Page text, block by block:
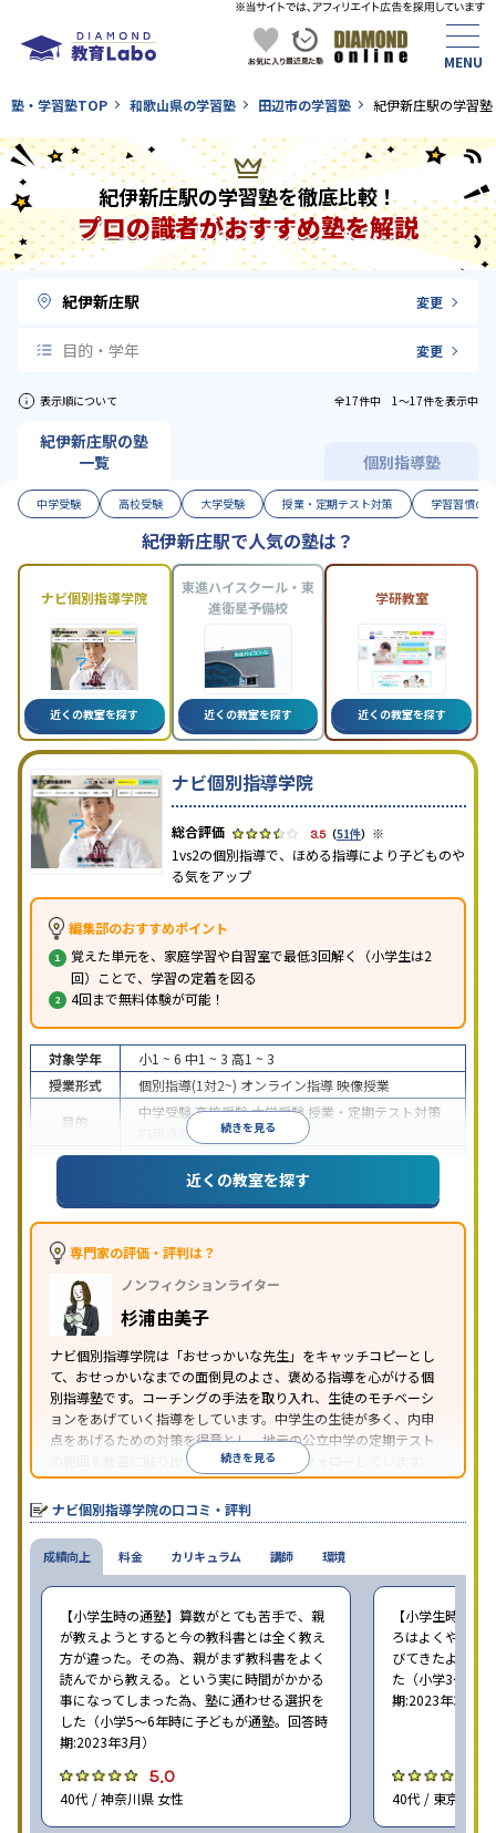
塾・学習塾TOP 和歌山県の学習塾 田辺市の学習塾 紀伊新庄駅の学習塾
紀伊新庄駅の学習塾を徹底比較！
プロの識者がおすすめ塾を解説
紀伊新庄駅 変更
目的・学年 変更
表示順について 全17件中 1〜17件を表示中
紀伊新庄駅の塾
一覧
個別指導塾
中学受験 高校受験 大学受験 授業・定期テスト対策 学習習慣の
紀伊新庄駅で人気の塾は？
ナビ個別指導学院
近くの教室を探す
東進ハイスクール・東
進衛星予備校
近くの教室を探す
学研教室
近くの教室を探す
ナビ個別指導学院
3.5（51件） ※
1vs2の個別指導で、ほめる指導により子どものや
る気をアップ
編集部のおすすめポイント
覚えた単元を、家庭学習や自習室で最低3回解く（小学生は2
回）ことで、学習の定着を図る
4回まで無料体験が可能！
続きを見る
対象学年 小1 ~ 6 中1 ~ 3 高1 ~ 3
授業形式
個別指導(1対2~) オンライン指導映像授業
目的
中学受験高校受験大学受験 授業・定期テスト対策
内申点対策
学習習慣の定着
成績保証制度あり授業の振替可能オンライン対応
1科目から受講可能季節講習のみの受講可
※2023年3月調査。小学校高学年の個別指導塾アンケート調査方法を参
近くの教室を探す
専門家の評価・評判は？
ノンフィクションライター
杉浦由美子
ナビ個別指導学院は「おせっかいな先生」をキャッチコピーとし
て、おせっかいなまでの面倒見のよさ、褒める指導を心がける個
別指導塾です。コーチングの手法を取り入れ、生徒のモチベーシ
ョンをあげていく指導をしています。中学生の生徒が多く、内申
点をあげるための対策を得意とし、地元の公立中学の定期テスト
の範囲を教室に貼り出すなど手厚く学習をフォローしています。
オリジナルテキストを使用しており、特に英語は各教科書に合わ
せたテキストを使った「先取り学習」で理解度を深められます。
続きを見る
ナビ個別指導学院の口コミ・評判
成績向上
【小学生時の通塾】算数がとても苦手で、親
が教えようとすると今の教科書とは全く教え
方が違った。その為、親がまず教科書をよく
読んでから教える。という実に時間がかかる
事になってしまった為、塾に通わせる選択を
した（小学5〜6年時に子どもが通塾。回答時
期:2023年3月）
5.0
40代 / 神奈川県 女性
【小学生時の通
ろはよくやり方
びてきたようで
た（小学3〜6年
期:2023年3月）
40代 / 東京都 女
料金 カリキュラム 講師 環境